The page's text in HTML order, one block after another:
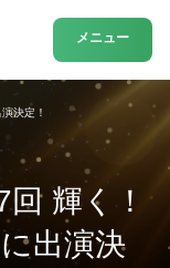
メニュー
輝く！
出演決
決定！